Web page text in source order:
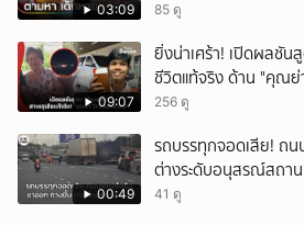
03:09 85 ดู
09:07
ยิ่งน่าเศร้า! เปิดผลชัน
ชีวิตแท้จริง ด้าน "คุณย่
รถเคลื่อนร่าง!
256 ดู
00:49
รถบรรทุกจอดเสีย! ถ
ต่างระดับอนุสรณ์สถาน
41 ดู